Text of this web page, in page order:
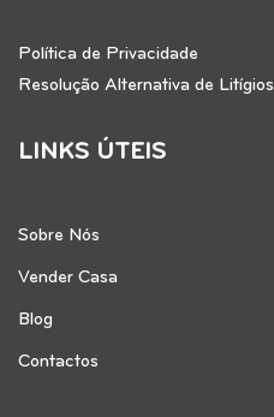
Política de Privacidade
Resolução Alternativa de Litígios
LINKS ÚTEIS
Sobre Nós
Vender Casa
Blog
Contactos